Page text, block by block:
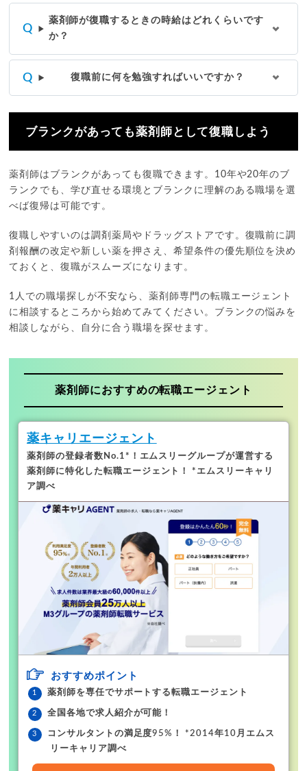
薬剤師が復職するときの時給はどれくらいです
か？
復職前に何を勉強すればいいですか？
ブランクがあっても薬剤師として復職しよう
薬剤師はブランクがあっても復職できます。10年や20年のブ
ランクでも、学び直せる環境とブランクに理解のある職場を選
べば復帰は可能です。
復職しやすいのは調剤薬局やドラッグストアです。復職前に調
剤報酬の改定や新しい薬を押さえ、希望条件の優先順位を決め
ておくと、復職がスムーズになります。
1人での職場探しが不安なら、薬剤師専門の転職エージェント
に相談するところから始めてみてください。ブランクの悩みを
相談しながら、自分に合う職場を探せます。
薬剤師におすすめの転職エージェント
薬キャリエージェント
薬剤師の登録者数No.1*！ エムスリーグループが運営する
薬剤師に特化した転職エージェント！ *エムスリーキャリ
ア調べ
おすすめポイント
薬剤師を専任でサポートする転職エージェント
全国各地で求人紹介が可能！
コンサルタントの満足度95%！ *2014年10月エムス
リーキャリア調べ